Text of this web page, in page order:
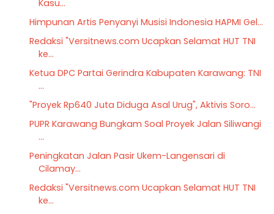
Kasu...
Himpunan Artis Penyanyi Musisi Indonesia HAPMI Gel...
Redaksi "Versitnews.com Ucapkan Selamat HUT TNI
ke...
Ketua DPC Partai Gerindra Kabupaten Karawang: TNI
...
"Proyek Rp640 Juta Diduga Asal Urug", Aktivis Soro...
PUPR Karawang Bungkam Soal Proyek Jalan Siliwangi
...
Peningkatan Jalan Pasir Ukem-Langensari di
Cilamay...
Redaksi "Versitnews.com Ucapkan Selamat HUT TNI
ke...